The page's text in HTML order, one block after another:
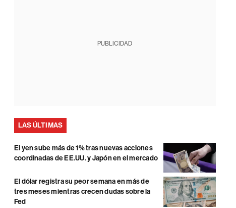
PUBLICIDAD
LAS ÚLTIMAS
El yen sube más de 1% tras nuevas acciones
coordinadas de EE.UU. y Japón en el mercado
El dólar registra su peor semana en más de
tres meses mientras crecen dudas sobre la
Fed